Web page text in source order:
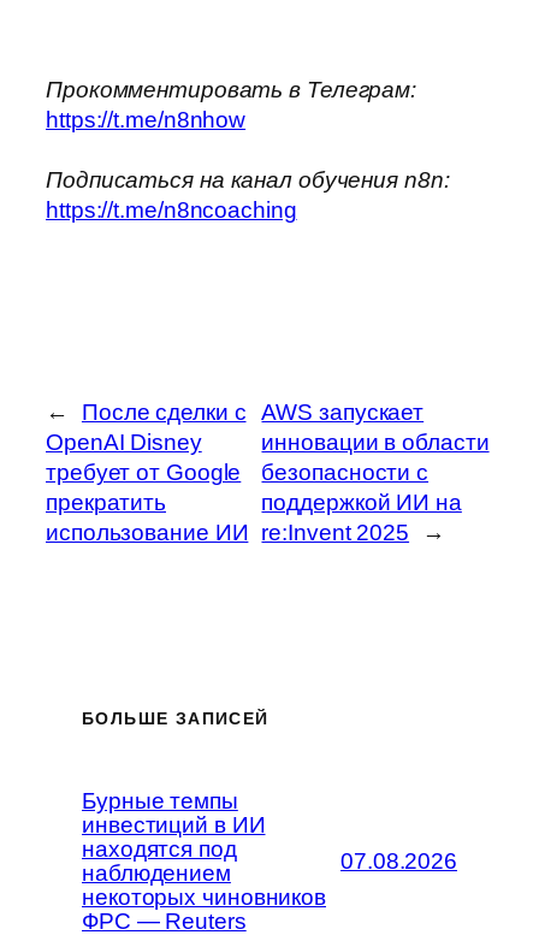
Прокомментировать в Телеграм:
https://t.me/n8nhow
Подписаться на канал обучения n8n:
https://t.me/n8ncoaching
←
После сделки с
OpenAI Disney
требует от Google
прекратить
использование ИИ
AWS запускает
инновации в области
безопасности с
поддержкой ИИ на
re:Invent 2025
→
БОЛЬШЕ ЗАПИСЕЙ
Бурные темпы
инвестиций в ИИ
находятся под
наблюдением
некоторых чиновников
ФРС — Reuters
07.08.2026